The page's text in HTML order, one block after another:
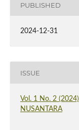
PUBLISHED
2024-12-31
ISSUE
Vol. 1 No. 2
NUSANTARA